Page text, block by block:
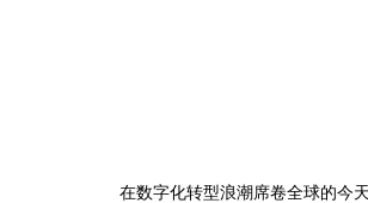
在数字化转型浪潮席卷全球的今